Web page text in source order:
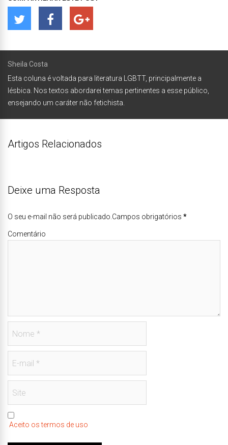
Sheila Costa
Esta coluna é voltada para literatura LGBTT, principalmente a
lésbica. Nos textos abordarei temas pertinentes a esse público,
ensejando um caráter não fetichista.
Artigos Relacionados
Deixe uma Resposta
O seu e-mail não será publicado.Campos obrigatórios *
Comentário
Aceito os termos de uso